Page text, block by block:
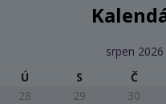
srpen 2026
Ú S Č
28 29 30